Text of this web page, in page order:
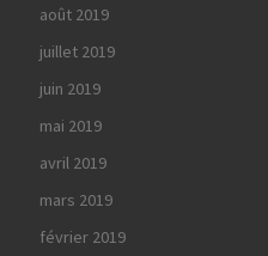
août 2019
juillet 2019
juin 2019
mai 2019
avril 2019
mars 2019
février 2019